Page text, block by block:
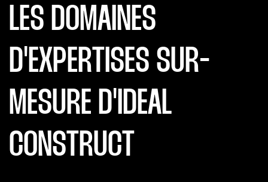
LES DOMAINES
D'EXPERTISES SUR-
MESURE D'IDEAL
CONSTRUCT